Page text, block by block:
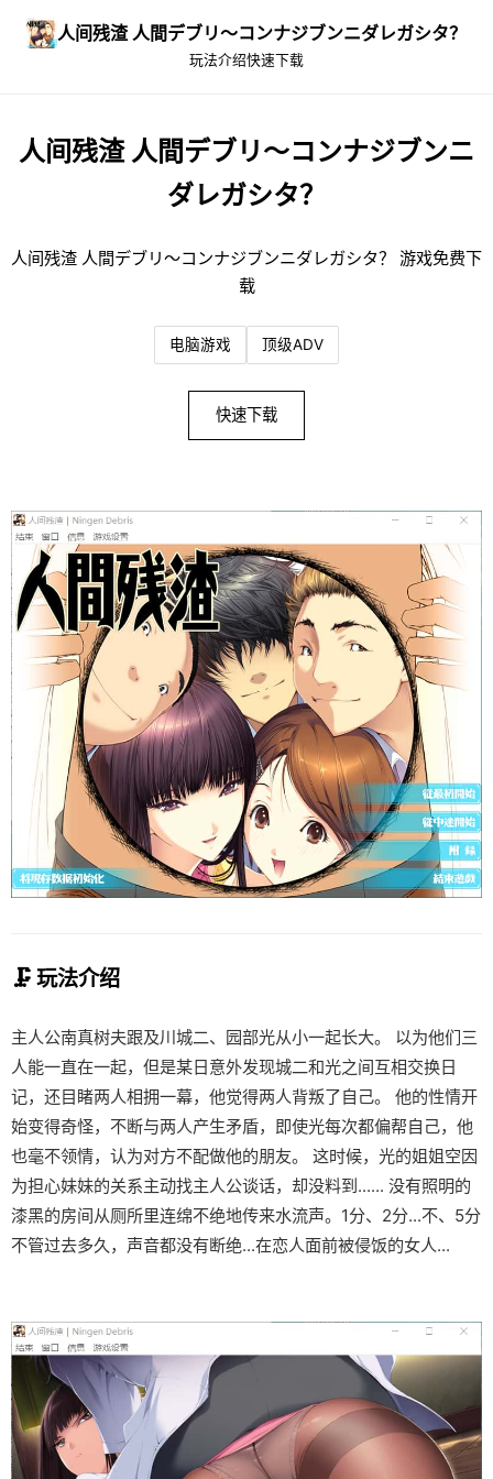
人间残渣 人間デブリ～コンナジブンニダレガシタ？
玩法介绍快速下载
人间残渣 人間デブリ～コンナジブンニ
ダレガシタ？
人间残渣 人間デブリ～コンナジブンニダレガシタ？ 游戏免费下
载
电脑游戏 顶级ADV
快速下载
🗜️ 玩法介绍
主人公南真树夫跟及川城二、园部光从小一起长大。 以为他们三
人能一直在一起，但是某日意外发现城二和光之间互相交换日
记，还目睹两人相拥一幕，他觉得两人背叛了自己。 他的性情开
始变得奇怪，不断与两人产生矛盾，即使光每次都偏帮自己，他
也毫不领情，认为对方不配做他的朋友。 这时候，光的姐姐空因
为担心妹妹的关系主动找主人公谈话，却没料到...... 没有照明的
漆黑的房间从厕所里连绵不绝地传来水流声。1分、2分...不、5分
不管过去多久，声音都没有断绝...在恋人面前被侵饭的女人...